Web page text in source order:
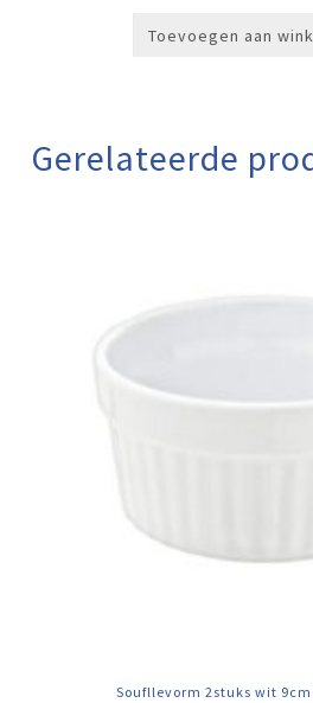
Toevoegen aan
Gerelateerde
Soufllevorm 2stuks wit 9cm